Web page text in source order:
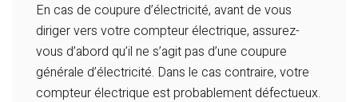
En cas de coupure d’électricité, avant de vous
diriger vers votre compteur électrique, assurez-
vous d’abord qu’il ne s’agit pas d’une coupure
générale d’électricité. Dans le cas contraire, votre
compteur électrique est probablement défectueux.